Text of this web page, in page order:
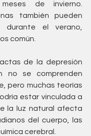
de invierno.
también pueden
durante el verano,
común.
de la depresión
no se comprenden
pero muchas teorías
estar vinculada a
la luz natural afecta
del cuerpo, las
cerebral.